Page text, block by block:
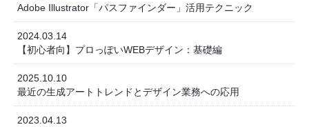
Adobe Illustrator「パスファインダー」活用テクニック
2024.03.14
【初心者向】プロっぽいWEBデザイン：基礎編
2025.10.10
最近の生成アートトレンドとデザイン業務への応用
2023.04.13